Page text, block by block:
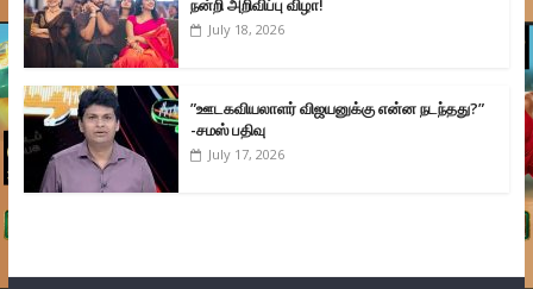
நன்றி அறிவிப்பு விழா!
July 18, 2026
”ஊடகவியலாளர் விஜயனுக்கு என்ன நடந்தது?”
-சமஸ் பதிவு
July 17, 2026